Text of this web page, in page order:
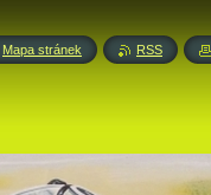
Mapa stránek RSS